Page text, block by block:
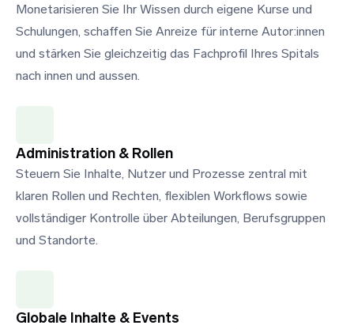
Monetarisieren Sie Ihr Wissen durch eigene Kurse und
Schulungen, schaffen Sie Anreize für interne Autor:innen
und stärken Sie gleichzeitig das Fachprofil Ihres Spitals
nach innen und aussen.
Administration & Rollen
Steuern Sie Inhalte, Nutzer und Prozesse zentral mit
klaren Rollen und Rechten, flexiblen Workflows sowie
vollständiger Kontrolle über Abteilungen, Berufsgruppen
und Standorte.
Globale Inhalte & Events